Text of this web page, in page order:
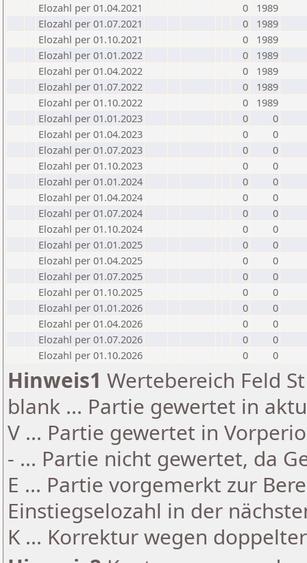
Elozahl per 01.04.2021
0
1989
Elozahl per 01.07.2021
0
1989
Elozahl per 01.10.2021
0
1989
Elozahl per 01.01.2022
0
1989
Elozahl per 01.04.2022
0
1989
Elozahl per 01.07.2022
0
1989
Elozahl per 01.10.2022
0
1989
Elozahl per 01.01.2023
0
0
Elozahl per 01.04.2023
0
0
Elozahl per 01.07.2023
0
0
Elozahl per 01.10.2023
0
0
Elozahl per 01.01.2024
0
0
Elozahl per 01.04.2024
0
0
Elozahl per 01.07.2024
0
0
Elozahl per 01.10.2024
0
0
Elozahl per 01.01.2025
0
0
Elozahl per 01.04.2025
0
0
Elozahl per 01.07.2025
0
0
Elozahl per 01.10.2025
0
0
Elozahl per 01.01.2026
0
0
Elozahl per 01.04.2026
0
0
Elozahl per 01.07.2026
0
0
Elozahl per 01.10.2026
0 0
Hinweis1 Wertebereich Feld
blank ... Partie gewertet in
V ... Partie gewertet in
- ... Partie nicht gewertet, da
E ... Partie vorgemerkt zur
Einstiegselozahl in der
K ... Korrektur wegen